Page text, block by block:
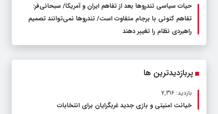
حیات سیاسی تندروها بعد از تفاهم ایران و آمریکا/ سبحانی‌فر:
تفاهم کنونی با برجام متفاوت است/ تندروها نمی‌توانند تصمیم
راهبردی نظام را تغییر دهند
پربازدیدترین ها
بازدید: 7,316
خیانت امنیتی و بازی جدید غربگرایان برای انتخابات